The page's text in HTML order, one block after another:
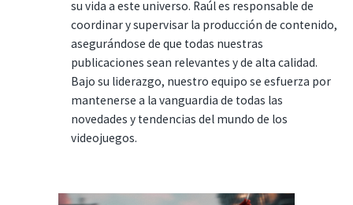
su vida a este universo. Raúl es responsable de
coordinar y supervisar la producción de contenido,
asegurándose de que todas nuestras
publicaciones sean relevantes y de alta calidad.
Bajo su liderazgo, nuestro equipo se esfuerza por
mantenerse a la vanguardia de todas las
novedades y tendencias del mundo de los
videojuegos.